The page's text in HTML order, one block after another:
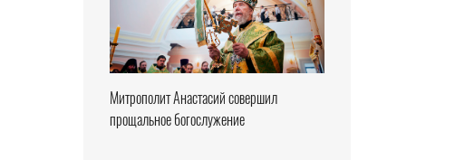
Митрополит Анастасий совершил
прощальное богослужение